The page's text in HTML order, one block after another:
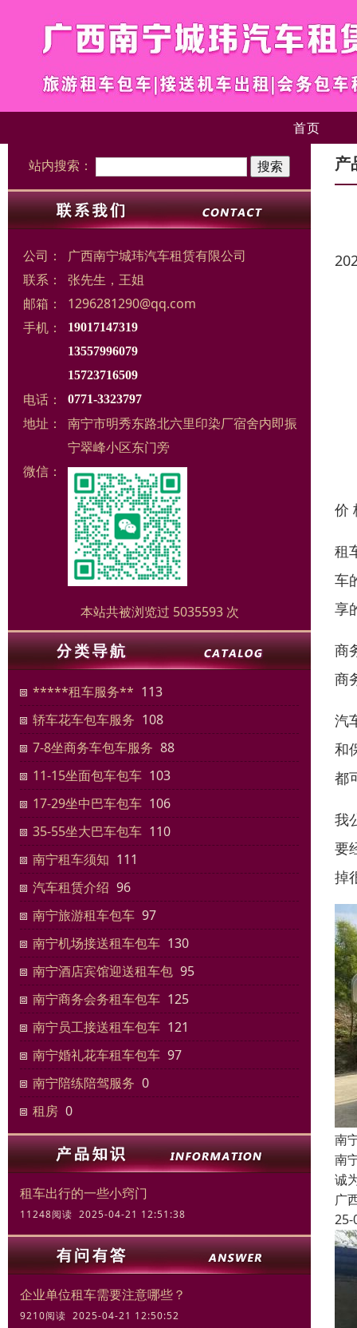
首页
站内搜索：
公司：
广西南宁城玮汽车租赁有限公司
联系：
张先生，王姐
邮箱：
1296281290@qq.com
手机：
19017147319
13557996079
15723716509
电话： 0771-3323797
地址：
南宁市明秀东路北六里印染厂宿舍内即振
宁翠峰小区东门旁
微信：
本站共被浏览过 5035593 次
*****租车服务** 113
轿车花车包车服务 108
7-8坐商务车包车服务 88
11-15坐面包车包车 103
17-29坐中巴车包车 106
35-55坐大巴车包车 110
南宁租车须知 111
汽车租赁介绍 96
南宁旅游租车包车 97
南宁机场接送租车包车 130
南宁酒店宾馆迎送租车包 95
南宁商务会务租车包车 125
南宁员工接送租车包车 121
南宁婚礼花车租车包车 97
南宁陪练陪驾服务 0
租房 0
租车出行的一些小窍门
11248阅读 2025-04-21 12:51:38
企业单位租车需要注意哪些？
9210阅读 2025-04-21 12:50:52
产
价
租
车
享
商
商
汽
和
都
我
要
掉
南
南
诚
广
25-